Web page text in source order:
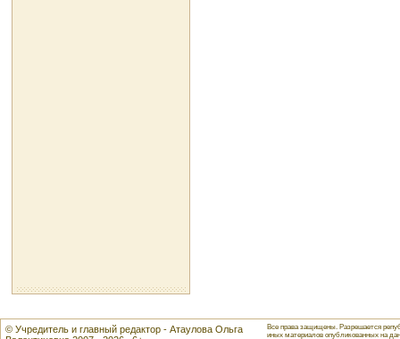
© Учредитель и главный редактор - Атаулова Ольга
Все права защищены. Разрешается
иных материалов опубликованных на